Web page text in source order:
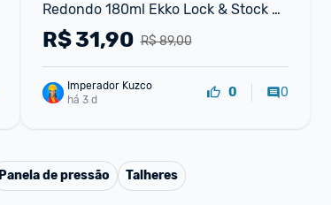
Redondo 180ml Ekko Lock & Stock 6
Peças
R$ 89,00
R$31,90
Imperador Kuzco
há 3 d
0 0
Panela de pressão Talheres